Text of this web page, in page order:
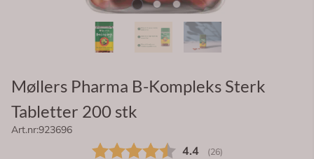
Møllers Pharma B-Kompleks Sterk
Tabletter 200 stk
Art.nr:923696
Gjennomsnittskarakter:
4.4 (stemmer:
26)